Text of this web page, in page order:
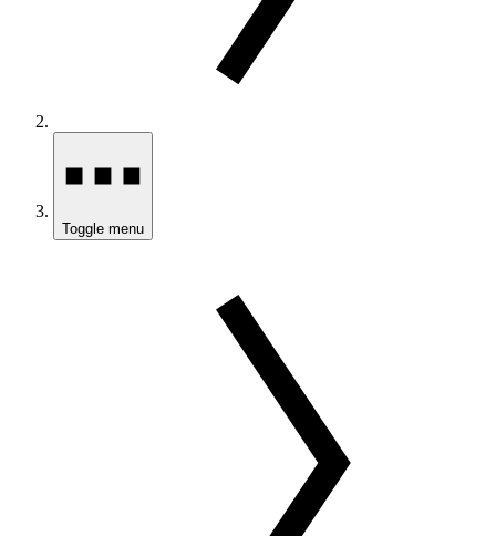
Toggle menu